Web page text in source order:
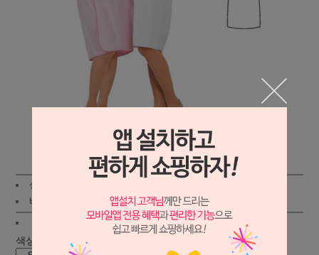
상세보기
상품가 :
배송비 : (조건) ! 지역별 !
색상 :